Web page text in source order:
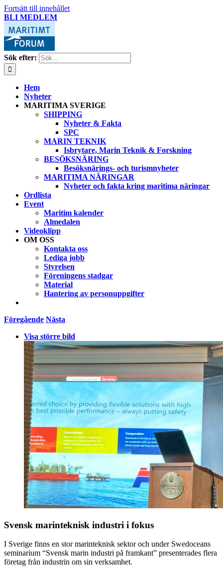
Fortsätt till innehållet
BLI MEDLEM
Sök efter:
Hem
Nyheter
MARITIMA SVERIGE
SHIPPING
Nyheter & Fakta
SPC
MARIN TEKNIK
Isbrytare, Marin Teknik & Forskning
BESÖKSNÄRING
Besöksnärings- och turismnyheter
MARITIMA NÄRINGAR
Nyheter och fakta kring maritima näringar
Ordlista
Event
Maritim kalender
Almedalen
Videoklipp
OM OSS
Kontakta oss
Lediga jobb
Styrelsen
Föreningens stadgar
Material
Hantering av personuppgifter
Föregående Nästa
Visa större bild
Svensk marinteknisk industri i fokus
I Sverige finns en stor marinteknisk sektor och under Swedoceans
seminarium “Svensk marin industri på framkant” presenterades flera
företag från industrin om sin verksamhet.